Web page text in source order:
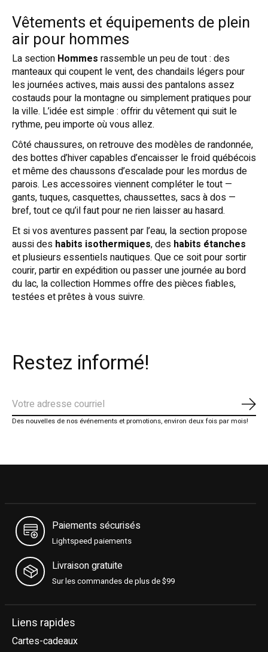
Vêtements et équipements de plein
air pour hommes
La section Hommes rassemble un peu de tout : des
manteaux qui coupent le vent, des chandails légers pour
les journées actives, mais aussi des pantalons assez
costauds pour la montagne ou simplement pratiques pour
la ville. L’idée est simple : offrir du vêtement qui suit le
rythme, peu importe où vous allez.
Côté chaussures, on retrouve des modèles de randonnée,
des bottes d’hiver capables d’encaisser le froid québécois
et même des chaussons d’escalade pour les mordus de
parois. Les accessoires viennent compléter le tout —
gants, tuques, casquettes, chaussettes, sacs à dos —
bref, tout ce qu’il faut pour ne rien laisser au hasard.
Et si vos aventures passent par l’eau, la section propose
aussi des habits isothermiques, des habits étanches
et plusieurs essentiels nautiques. Que ce soit pour sortir
courir, partir en expédition ou passer une journée au bord
du lac, la collection Hommes offre des pièces fiables,
testées et prêtes à vous suivre.
Restez informé!
Des nouvelles de nos événements et promotions, environ deux fois par mois!
Paiements sécurisés
Lightspeed paiements
Livraison gratuite
Sur les commandes de plus de $99
Liens rapides
Cartes-cadeaux